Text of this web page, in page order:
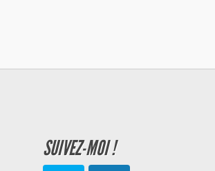
SUIVEZ-MOI !